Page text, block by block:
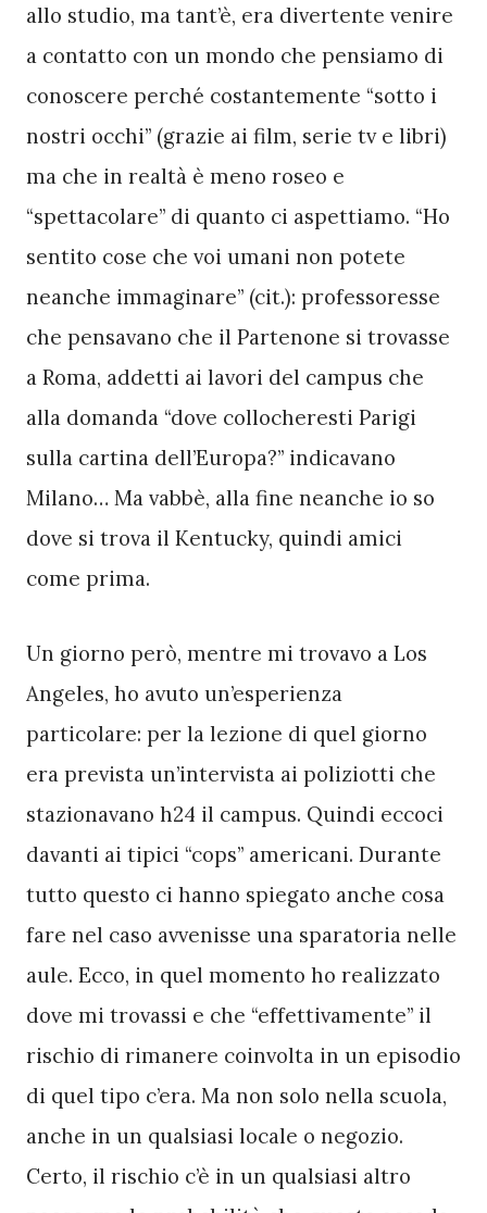
allo studio, ma tant’è, era divertente venire
a contatto con un mondo che pensiamo di
conoscere perché costantemente “sotto i
nostri occhi” (grazie ai film, serie tv e libri)
ma che in realtà è meno roseo e
“spettacolare” di quanto ci aspettiamo. “Ho
sentito cose che voi umani non potete
neanche immaginare” (cit.): professoresse
che pensavano che il Partenone si trovasse
a Roma, addetti ai lavori del campus che
alla domanda “dove collocheresti Parigi
sulla cartina dell’Europa?” indicavano
Milano… Ma vabbè, alla fine neanche io so
dove si trova il Kentucky, quindi amici
come prima.
Un giorno però, mentre mi trovavo a Los
Angeles, ho avuto un’esperienza
particolare: per la lezione di quel giorno
era prevista un’intervista ai poliziotti che
stazionavano h24 il campus. Quindi eccoci
davanti ai tipici “cops” americani. Durante
tutto questo ci hanno spiegato anche cosa
fare nel caso avvenisse una sparatoria nelle
aule. Ecco, in quel momento ho realizzato
dove mi trovassi e che “effettivamente” il
rischio di rimanere coinvolta in un episodio
di quel tipo c’era. Ma non solo nella scuola,
anche in un qualsiasi locale o negozio.
Certo, il rischio c’è in un qualsiasi altro